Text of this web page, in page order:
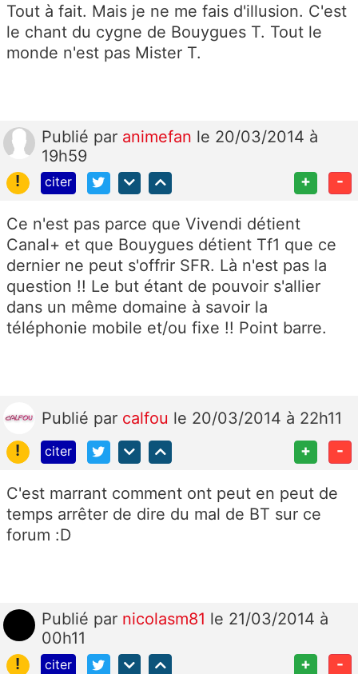
Tout à fait. Mais je ne me fais d'illusion. C'est
le chant du cygne de Bouygues T. Tout le
monde n'est pas Mister T.
Publié par animefan le 20/03/2014 à
19h59
!
citer + -
Ce n'est pas parce que Vivendi détient
Canal+ et que Bouygues détient Tf1 que ce
dernier ne peut s'offrir SFR. Là n'est pas la
question !! Le but étant de pouvoir s'allier
dans un même domaine à savoir la
téléphonie mobile et/ou fixe !! Point barre.
Publié par calfou le 20/03/2014 à 22h11
!
citer + -
C'est marrant comment ont peut en peut de
temps arrêter de dire du mal de BT sur ce
forum :D
Publié par nicolasm81 le 21/03/2014 à
00h11
!
citer + -